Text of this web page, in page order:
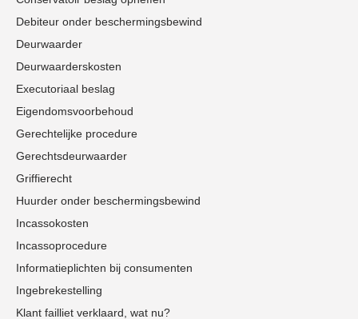
Debiteur onder beschermingsbewind
Deurwaarder
Deurwaarderskosten
Executoriaal beslag
Eigendomsvoorbehoud
Gerechtelijke procedure
Gerechtsdeurwaarder
Griffierecht
Huurder onder beschermingsbewind
Incassokosten
Incassoprocedure
Informatieplichten bij consumenten
Ingebrekestelling
Klant failliet verklaard, wat nu?